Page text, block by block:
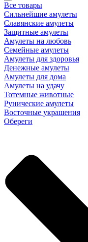
Все товары
Сильнейшие амулеты
Славянские амулеты
Защитные амулеты
Амулеты на любовь
Семейные амулеты
Амулеты для здоровья
Денежные амулеты
Амулеты для дома
Амулеты на удачу
Тотемные животные
Рунические амулеты
Восточные украшения
Обереги